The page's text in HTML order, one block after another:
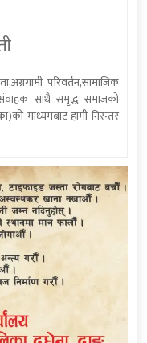
परिवर्तन,सामाजिक
साथै समृद्ध समाजको
माध्यमबाट हामी निरन्तर